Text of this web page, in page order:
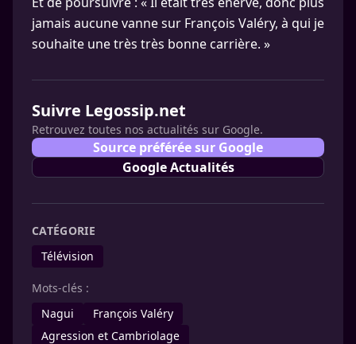
jamais aucune vanne sur François Valéry, à qui je
souhaite une très très bonne carrière. »
Suivre Legossip.net
Retrouvez toutes nos actualités sur Google.
Source préférée sur Google
Google Actualités
CATÉGORIE
Télévision
Mots-clés :
Nagui
François Valéry
Agression et Cambriolage